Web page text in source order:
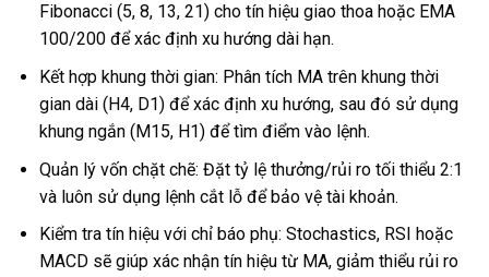
Fibonacci (5, 8, 13, 21) cho tín hiệu giao thoa hoặc EMA
100/200 để xác định xu hướng dài hạn.
Kết hợp khung thời gian: Phân tích MA trên khung thời
gian dài (H4, D1) để xác định xu hướng, sau đó sử dụng
khung ngắn (M15, H1) để tìm điểm vào lệnh.
Quản lý vốn chặt chẽ: Đặt tỷ lệ thưởng/rủi ro tối thiểu 2:1
và luôn sử dụng lệnh cắt lỗ để bảo vệ tài khoản.
Kiểm tra tín hiệu với chỉ báo phụ: Stochastics, RSI hoặc
MACD sẽ giúp xác nhận tín hiệu từ MA, giảm thiểu rủi ro